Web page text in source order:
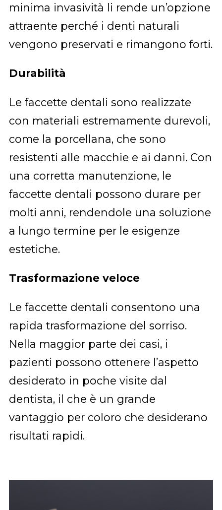
minima invasività li rende un’opzione
attraente perché i denti naturali
vengono preservati e rimangono forti.
Durabilità
Le faccette dentali sono realizzate
con materiali estremamente durevoli,
come la porcellana, che sono
resistenti alle macchie e ai danni. Con
una corretta manutenzione, le
faccette dentali possono durare per
molti anni, rendendole una soluzione
a lungo termine per le esigenze
estetiche.
Trasformazione veloce
Le faccette dentali consentono una
rapida trasformazione del sorriso.
Nella maggior parte dei casi, i
pazienti possono ottenere l’aspetto
desiderato in poche visite dal
dentista, il che è un grande
vantaggio per coloro che desiderano
risultati rapidi.